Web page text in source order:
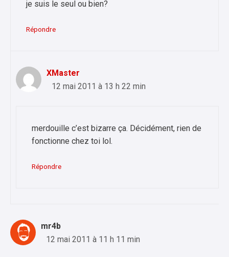
je suis le seul ou bien?
Répondre
XMaster
12 mai 2011 à 13 h 22 min
merdouille c’est bizarre ça. Décidément, rien de
fonctionne chez toi lol.
Répondre
mr4b
12 mai 2011 à 11 h 11 min